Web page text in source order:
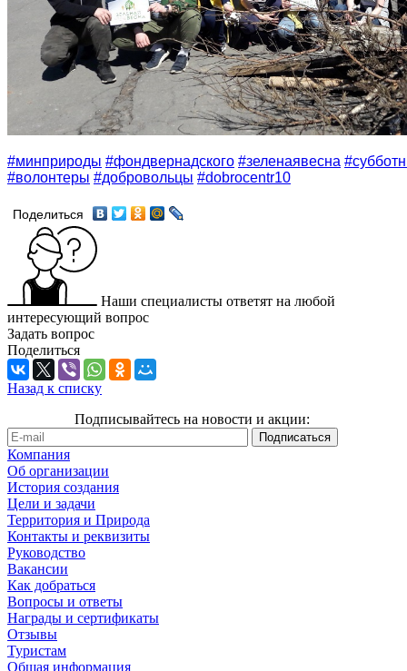
#минприроды #фондвернадского #зеленаявесна
#волонтеры #добровольцы #dobrocentr10
Поделиться
Наши специалисты ответят на любой
интересующий вопрос
Задать вопрос
Поделиться
Назад к списку
Подписывайтесь на новости и акции:
Компания
Об организации
История создания
Цели и задачи
Территория и Природа
Контакты и реквизиты
Руководство
Вакансии
Как добраться
Вопросы и ответы
Награды и сертификаты
Отзывы
Туристам
Общая информация